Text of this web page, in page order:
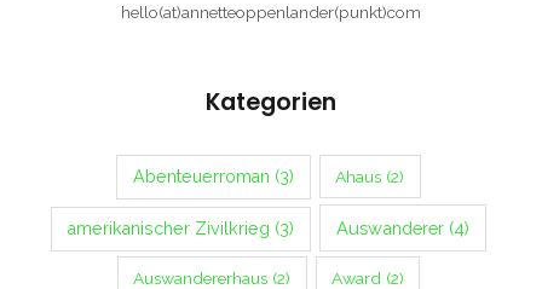
hello(at)annetteoppenlander(punkt)com
Kategorien
Abenteuerroman (3) Ahaus (2)
amerikanischer Zivilkrieg (3) Auswanderer(4)
Auswandererhaus (2) Award (2)